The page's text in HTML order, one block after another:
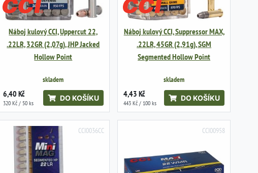
Náboj kulový CCI, Uppercut 22,
.22LR, 32GR (2,07g), JHP Jacked
Hollow Point
skladem
6,40 Kč
320 Kč / 50 ks
DO KOŠÍKU
Náboj kulový CCI, Suppressor MAX,
.22LR, 45GR (2,91g), SGM
Segmented Hollow Point
skladem
4,43 Kč
443 Kč / 100 ks
DO KOŠÍKU
CCI0036CC CCI00958